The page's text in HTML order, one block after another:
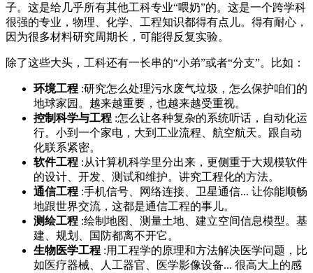
子。这是给几乎所有其他工科专业“喂奶”的。这是一个跨学科
很强的专业，物理、化学、工程知识都得有点儿。得有耐心，
因为很多材料研究周期长，可能得反复实验。
除了这些大头，工科还有一长串的“小弟”或者“分支”。比如：
环境工程 :研究怎么处理污水废气垃圾，怎么保护咱们的
地球家园。越来越重要，也越来越受重视。
控制科学与工程 :怎么让各种复杂的系统听话，自动化运
行。小到一个家电，大到工业流程、航空航天。跟自动
化联系紧密。
软件工程 :从计算机科学里分出来，更侧重于大规模软件
的设计、开发、测试和维护。讲究工程化的方法。
通信工程 :手机信号、网络连接、卫星通信... 让你能顺畅
地跟世界交流，这都是通信工程的事儿。
测绘工程 :绘制地图、测量土地、建立空间信息模型。基
建、规划、国防都离不开它。
生物医学工程 :用工程学的原理和方法解决医学问题，比
如医疗器械、人工器官、医学影像设备... 很高大上的感